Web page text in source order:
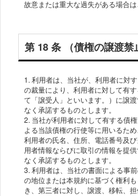
第 18 条 （債権の譲渡禁
1. 利⽤者は、当社が、利⽤者に対
の裁量により、利⽤者に対して有
て「譲受⼈」といいます。）に譲
なく承諾するものとします。
2. 当社が利⽤者に対して有する債
よる当該債権の⾏使等に⽤いるた
利⽤者の⽒名、住所、電話番号及
⽤者情報ならびに取引の情報を提
なく承諾するものとします。
3. 利⽤者は、当社の書⾯による事
の地位または本規約に基づく権利
き、第三者に対し、譲渡、移転、